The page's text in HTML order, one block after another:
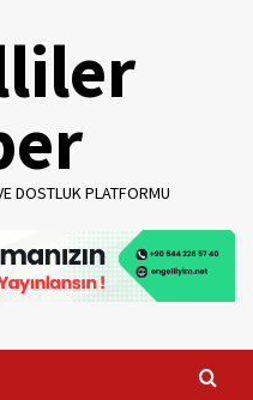
DOSTLUK PLATFORMU